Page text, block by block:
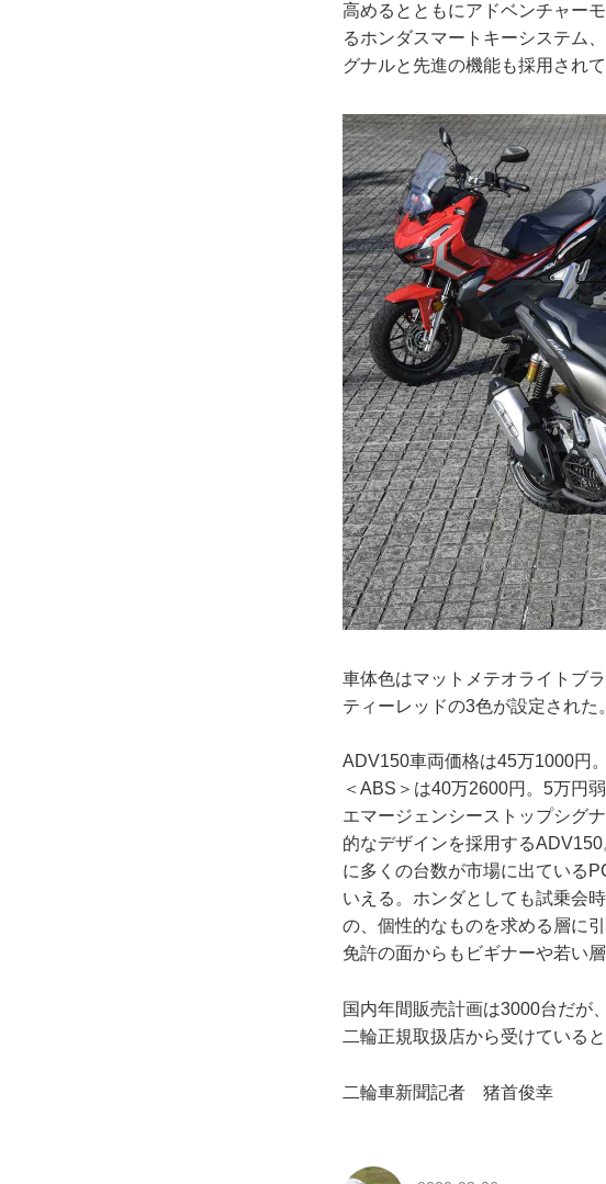
高めるとともにアドベンチャー
るホンダスマートキーシステム
グナルと先進の機能も採用されて
車体色はマットメテオライトブ
ティーレッドの3色が設定された。
ADV150車両価格は45万1000円
＜ABS＞は40万2600円。5万円
エマージェンシーストップシグ
的なデザインを採用する
に多くの台数が市場に出ている
いえる。ホンダとしても試乗会
の、個性的なものを求める層に
免許の面からもビギナーや若い
国内年間販売計画は3000台だが
二輪正規取扱店から受けてい
二輪車新聞記者 猪首俊幸